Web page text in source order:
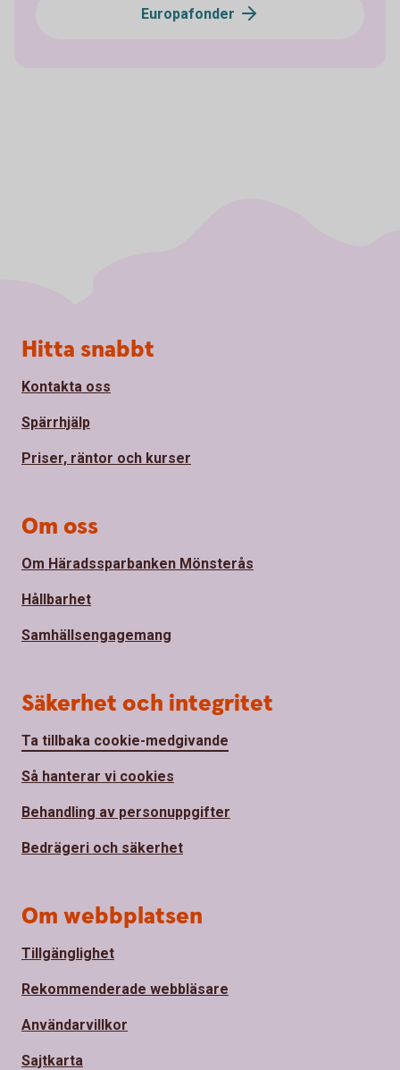
Europafonder
Sidfot
Hitta snabbt
Kontakta oss
Spärrhjälp
Priser, räntor och kurser
Om oss
Om Häradssparbanken Mönsterås
Hållbarhet
Samhällsengagemang
Säkerhet och integritet
Ta tillbaka cookie-medgivande
Så hanterar vi cookies
Behandling av personuppgifter
Bedrägeri och säkerhet
Om webbplatsen
Tillgänglighet
Rekommenderade webbläsare
Användarvillkor
Sajtkarta